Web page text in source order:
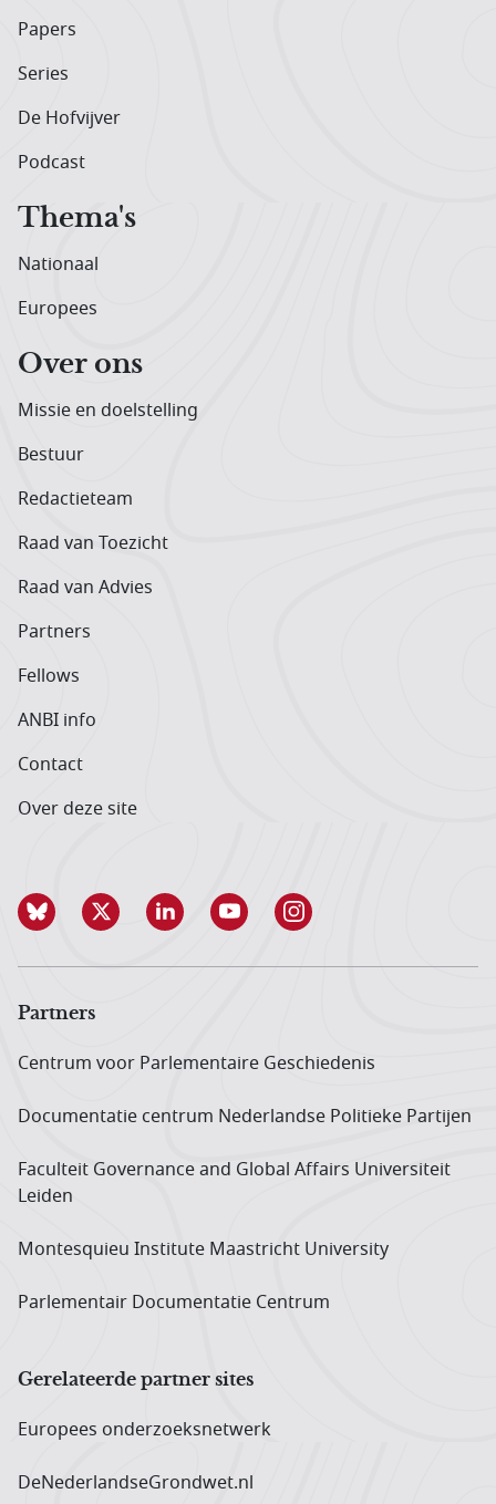
Papers
Series
De Hofvijver
Podcast
Thema's
Nationaal
Europees
Over ons
Missie en doelstelling
Bestuur
Redactieteam
Raad van Toezicht
Raad van Advies
Partners
Fellows
ANBI info
Contact
Over deze site
Partners
Centrum voor Parlementaire Geschiedenis
Documentatie centrum Neder­landse Politieke Partijen
Faculteit Governance and Global Affairs Universiteit
Leiden
Montesquieu Institute Maastricht University
Parlementair Documentatie Centrum
Gerelateerde partner sites
Europees onderzoeks­netwerk
DeNederlandseGrondwet.nl